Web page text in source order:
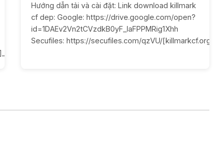
Hướng dẫn tải và cài đặt: Link download killmark
cf dep: Google: https://drive.google.com/open?
id=1DAEv2Vn2tCVzdkB0yF_IaFPPMRig1Xhh
Secufiles: https://secufiles.com/qzVU/